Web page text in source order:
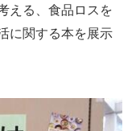
える、食品ロスを
に関する本を展示